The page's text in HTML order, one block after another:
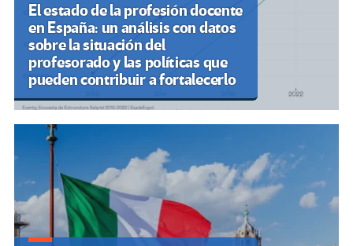
El estado de la profesión docente
en España: un análisis con datos
sobre la situación del
profesorado y las políticas que
pueden contribuir a fortalecerlo